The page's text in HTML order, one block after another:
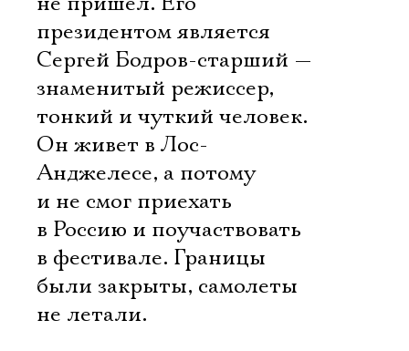
президентом является
Сергей Бодров-старший —
знаменитый режиссер,
тонкий и чуткий человек.
Он живет в Лос-
Анджелесе, а потому
и не смог приехать
в Россию и поучаствовать
в фестивале. Границы
были закрыты, самолеты
не летали.